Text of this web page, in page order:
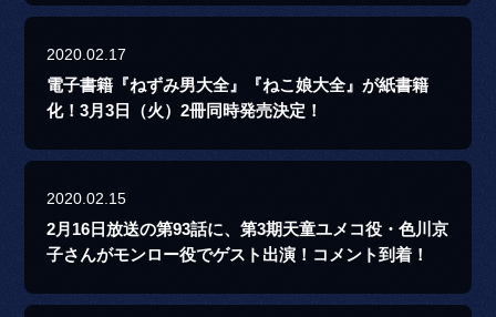
2020.02.17
電子書籍『ねずみ男大全』『ねこ娘大全』が紙書籍
化！3月3日（火）2冊同時発売決定！
2020.02.15
2月16日放送の第93話に、第3期天童ユメコ役・色川京
子さんがモンロー役でゲスト出演！コメント到着！